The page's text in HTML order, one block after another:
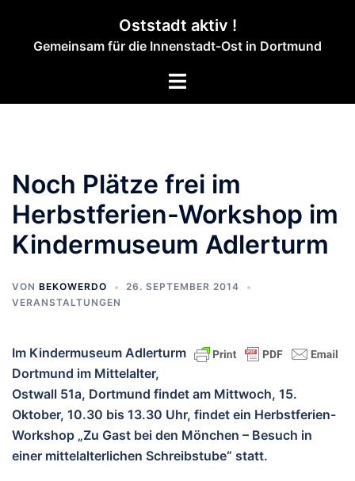
springen
Oststadt aktiv !
Gemeinsam für die Innenstadt-Ost in Dortmund
Menü
Noch Plätze frei im
Herbstferien-Workshop im
Kindermuseum Adlerturm
VON BEKOWERDO
26. SEPTEMBER 2014
VERANSTALTUNGEN
Im Kindermuseum Adlerturm
Dortmund im Mittelalter,
Ostwall 51a, Dortmund findet am Mittwoch, 15.
Oktober, 10.30 bis 13.30 Uhr, findet ein Herbstferien-
Workshop „Zu Gast bei den Mönchen – Besuch in
einer mittelalterlichen Schreibstube“ statt.